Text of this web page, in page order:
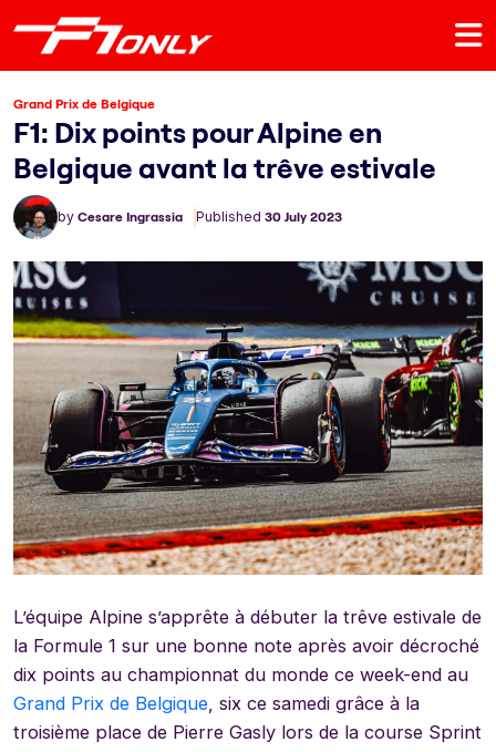
Grand Prix de Belgique
F1: Dix points pour Alpine en
Belgique avant la trêve estivale
by Cesare Ingrassia Published 30 July 2023
L’équipe Alpine s’apprête à débuter la trêve estivale de
la Formule 1 sur une bonne note après avoir décroché
dix points au championnat du monde ce week-end au
Grand Prix de Belgique , six ce samedi grâce à la
troisième place de Pierre Gasly lors de la course Sprint